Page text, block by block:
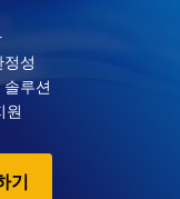
기
성
루션
원